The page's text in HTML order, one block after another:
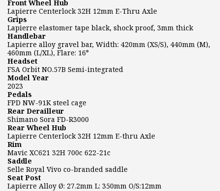
Front Wheel Hub
Lapierre Centerlock 32H 12mm E-Thru Axle
Grips
Lapierre elastomer tape black, shock proof, 3mm thick
Handlebar
Lapierre alloy gravel bar, Width: 420mm (XS/S), 440mm (M),
460mm (L/XL), Flare: 16°
Headset
FSA Orbit NO.57B Semi-integrated
Model Year
2023
Pedals
FPD NW-91K steel cage
Rear Derailleur
Shimano Sora FD-R3000
Rear Wheel Hub
Lapierre Centerlock 32H 12mm E-thru Axle
Rim
Mavic XC621 32H 700c 622-21c
Saddle
Selle Royal Vivo co-branded saddle
Seat Post
Lapierre Alloy Ø: 27.2mm L: 350mm O/S:12mm